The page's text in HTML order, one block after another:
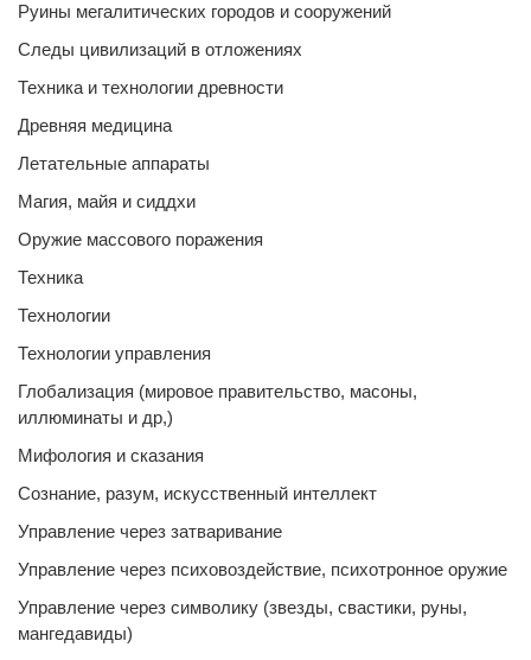
Руины мегалитических городов и сооружений
Следы цивилизаций в отложениях
Техника и технологии древности
Древняя медицина
Летательные аппараты
Магия, майя и сиддхи
Оружие массового поражения
Техника
Технологии
Технологии управления
Глобализация (мировое правительство, масоны,
иллюминаты и др,)
Мифология и сказания
Сознание, разум, искусственный интеллект
Управление через затваривание
Управление через психовоздействие, психотронное оружие
Управление через символику (звезды, свастики, руны,
мангедавиды)